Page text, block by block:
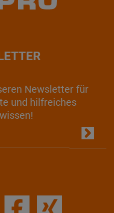
Newsletter für
und hilfreiches